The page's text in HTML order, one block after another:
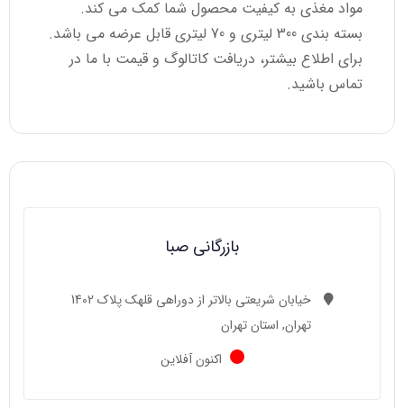
مواد مغذی به کیفیت محصول شما کمک می کند.
بسته بندی 300 لیتری و 70 لیتری قابل عرضه می باشد.
برای اطلاع بیشتر، دریافت کاتالوگ و قیمت با ما در
تماس باشید.
بازرگانی صبا
خیابان شریعتی بالاتر از دوراهی قلهک پلاک 1402
تهران, استان تهران
اکنون آفلاین